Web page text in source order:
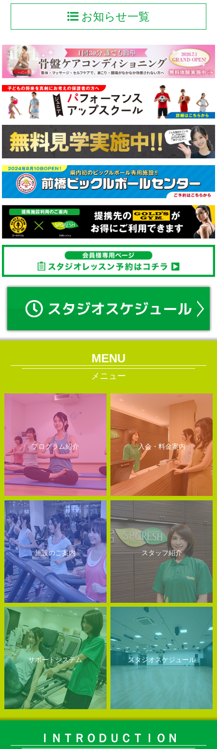
お知らせ一覧
MENU
メニュー
プログラム紹介 入会・料金案内
施設のご案内 スタッフ紹介
サポートシステム スタジオスケジュール
ＩＮＴＲＯＤＵＣＴＩＯＮ